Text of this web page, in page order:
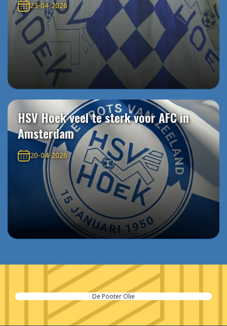
23-04-2026
HSV Hoek veel te sterk voor AFC in
Amsterdam
20-04-2026
De Pooter Olie